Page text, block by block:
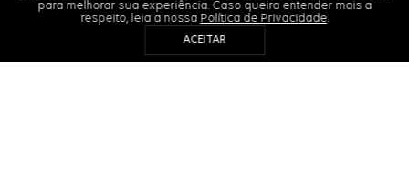
para melhorar sua experiência. Caso queira entender mais a
respeito, leia a nossa Política de Privacidade.
ACEITAR